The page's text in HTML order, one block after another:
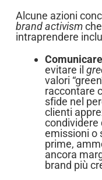
Alcune azioni
brand activismche
intraprendere
evitare il
valori
raccontare
sfide nel
clienti
condividere
emissioni o
prime,
ancora
brand più